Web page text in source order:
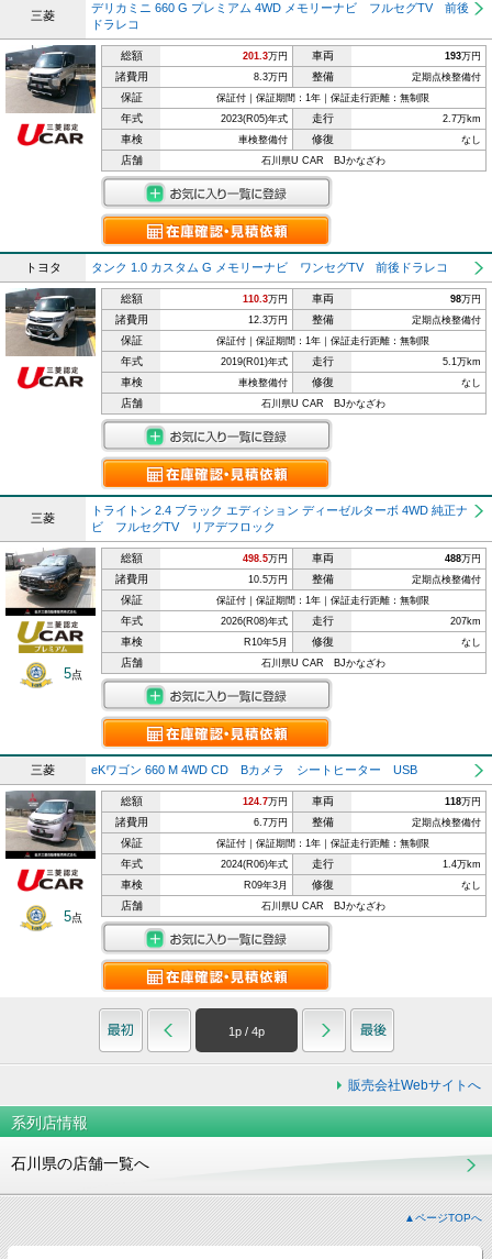
三菱
デリカミニ 660 G プレミアム 4WD メモリーナビ フルセグTV 前後
ドラレコ
総額 201.3万円 車両 193万円
諸費用 8.3万円 整備 定期点検整備付
保証 保証付｜保証期間：1年｜保証走行距離：無制限
年式 2023(R05)年式 走行 2.7万km
車検 車検整備付 修復 なし
店舗 石川県U CAR BJかなざわ
トヨタ タンク 1.0 カスタム G メモリーナビ ワンセグTV 前後ドラレコ
総額 110.3万円 車両 98万円
諸費用 12.3万円 整備 定期点検整備付
保証 保証付｜保証期間：1年｜保証走行距離：無制限
年式 2019(R01)年式 走行 5.1万km
車検 車検整備付 修復 なし
店舗 石川県U CAR BJかなざわ
三菱
トライトン 2.4 ブラック エディション ディーゼルターボ 4WD 純正ナ
ビ フルセグTV リアデフロック
5点
総額 498.5万円 車両 488万円
諸費用 10.5万円 整備 定期点検整備付
保証 保証付｜保証期間：1年｜保証走行距離：無制限
年式 2026(R08)年式 走行 207km
車検 R10年5月 修復 なし
店舗 石川県U CAR BJかなざわ
三菱 eKワゴン 660 M 4WD CD Bカメラ シートヒーター USB
5点
総額 124.7万円 車両 118万円
諸費用 6.7万円 整備 定期点検整備付
保証 保証付｜保証期間：1年｜保証走行距離：無制限
年式 2024(R06)年式 走行 1.4万km
車検 R09年3月 修復 なし
店舗 石川県U CAR BJかなざわ
1p / 4p
販売会社Webサイトへ
系列店情報
石川県の店舗一覧へ
▲ページTOPへ